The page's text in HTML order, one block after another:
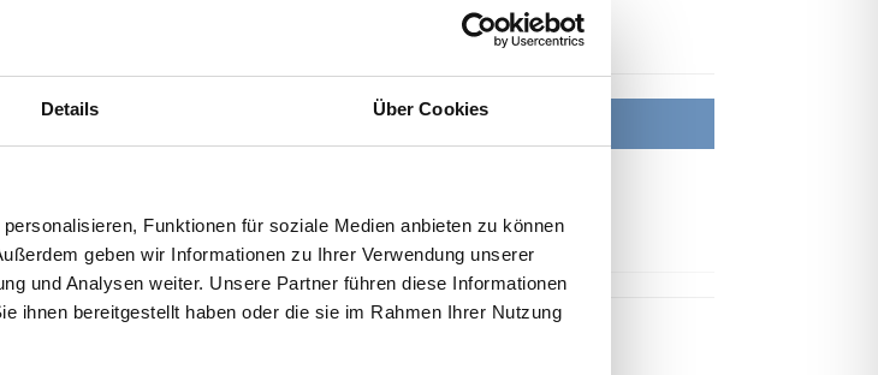
Details Über Cookies
Funktionen für soziale Medien anbieten zu können
geben wir Informationen zu Ihrer Verwendung unserer
und Analysen weiter. Unsere Partner führen diese Informationen
ihnen bereitgestellt haben oder die sie im Rahmen Ihrer Nutzung
ÜBUNGEN
SEMINAR,
16:00 Uhr